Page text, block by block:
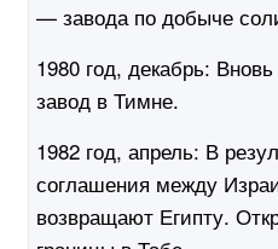
— завода по добыче
1980 год, декабрь:
завод в Тимне.
1982 год, апрель: В
соглашения между
возвращают Египту.